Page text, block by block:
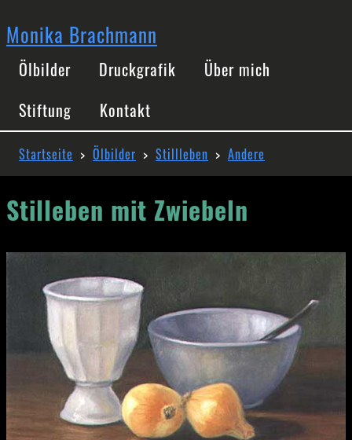
zum
Inhalt
Monika Brachmann
Hauptnavigation
Ölbilder Druckgrafik
Über mich
Stiftung
Kontakt
Startseite Ölbilder Stillleben Andere
Stilleben mit Zwiebeln
Image